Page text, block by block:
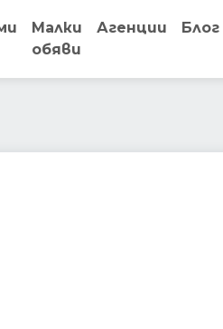
Малки
обяви
Агенции Блог